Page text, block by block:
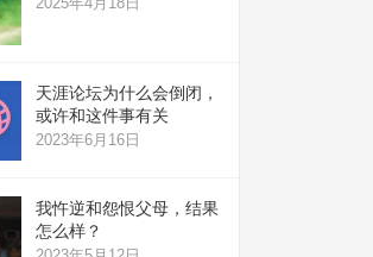
天涯论坛为什么会倒闭，
或许和这件事有关
2023年6月16日
我忤逆和怨恨父母，结果
怎么样？